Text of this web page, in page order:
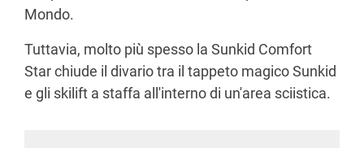
Mondo.
Tuttavia, molto più spesso la Sunkid Comfort
Star chiude il divario tra il tappeto magico Sunkid
e gli skilift a staffa all'interno di un'area sciistica.